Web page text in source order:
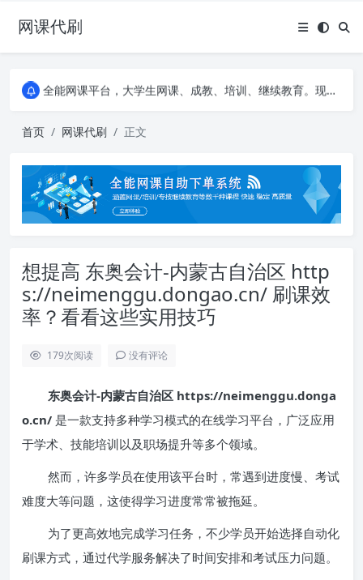
网课代刷
AI论文写作平台，根据真实文献内容生成论文
全能网课平台，大学生网课、成教、培训、继续教育。现已接入代刷代考项目3000+
全能网课平台，大学生网课、成教、培训、继续教育。现已接入代刷代考项目3000+
首页 网课代刷 正文
想提高 东奥会计-内蒙古自治区 http
s://neimenggu.dongao.cn/ 刷课效
率？看看这些实用技巧
179次阅读 没有评论
东奥会计-内蒙古自治区 https://neimenggu.donga
o.cn/ 是一款支持多种学习模式的在线学习平台，广泛应用
于学术、技能培训以及职场提升等多个领域。
然而，许多学员在使用该平台时，常遇到进度慢、考试
难度大等问题，这使得学习进度常常被拖延。
为了更高效地完成学习任务，不少学员开始选择自动化
刷课方式，通过代学服务解决了时间安排和考试压力问题。